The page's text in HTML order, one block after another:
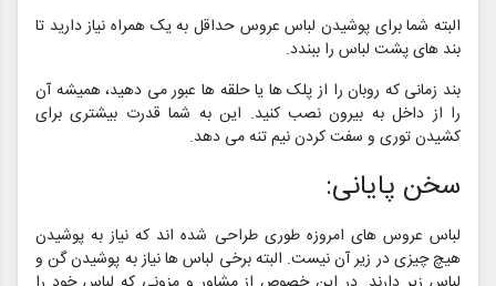
البته شما برای پوشیدن لباس عروس حداقل به یک همراه نیاز دارید تا
بند های پشت لباس را ببندد.
بند زمانی که روبان را از پلک ها یا حلقه ها عبور می دهید، همیشه آن
را از داخل به بیرون نصب کنید. این به شما قدرت بیشتری برای
کشیدن توری و سفت کردن نیم تنه می دهد.
سخن پایانی:
لباس عروس های امروزه طوری طراحی شده اند که نیاز به پوشیدن
هیچ چیزی در زیر آن نیست. البته برخی لباس ها نیاز به پوشیدن گن و